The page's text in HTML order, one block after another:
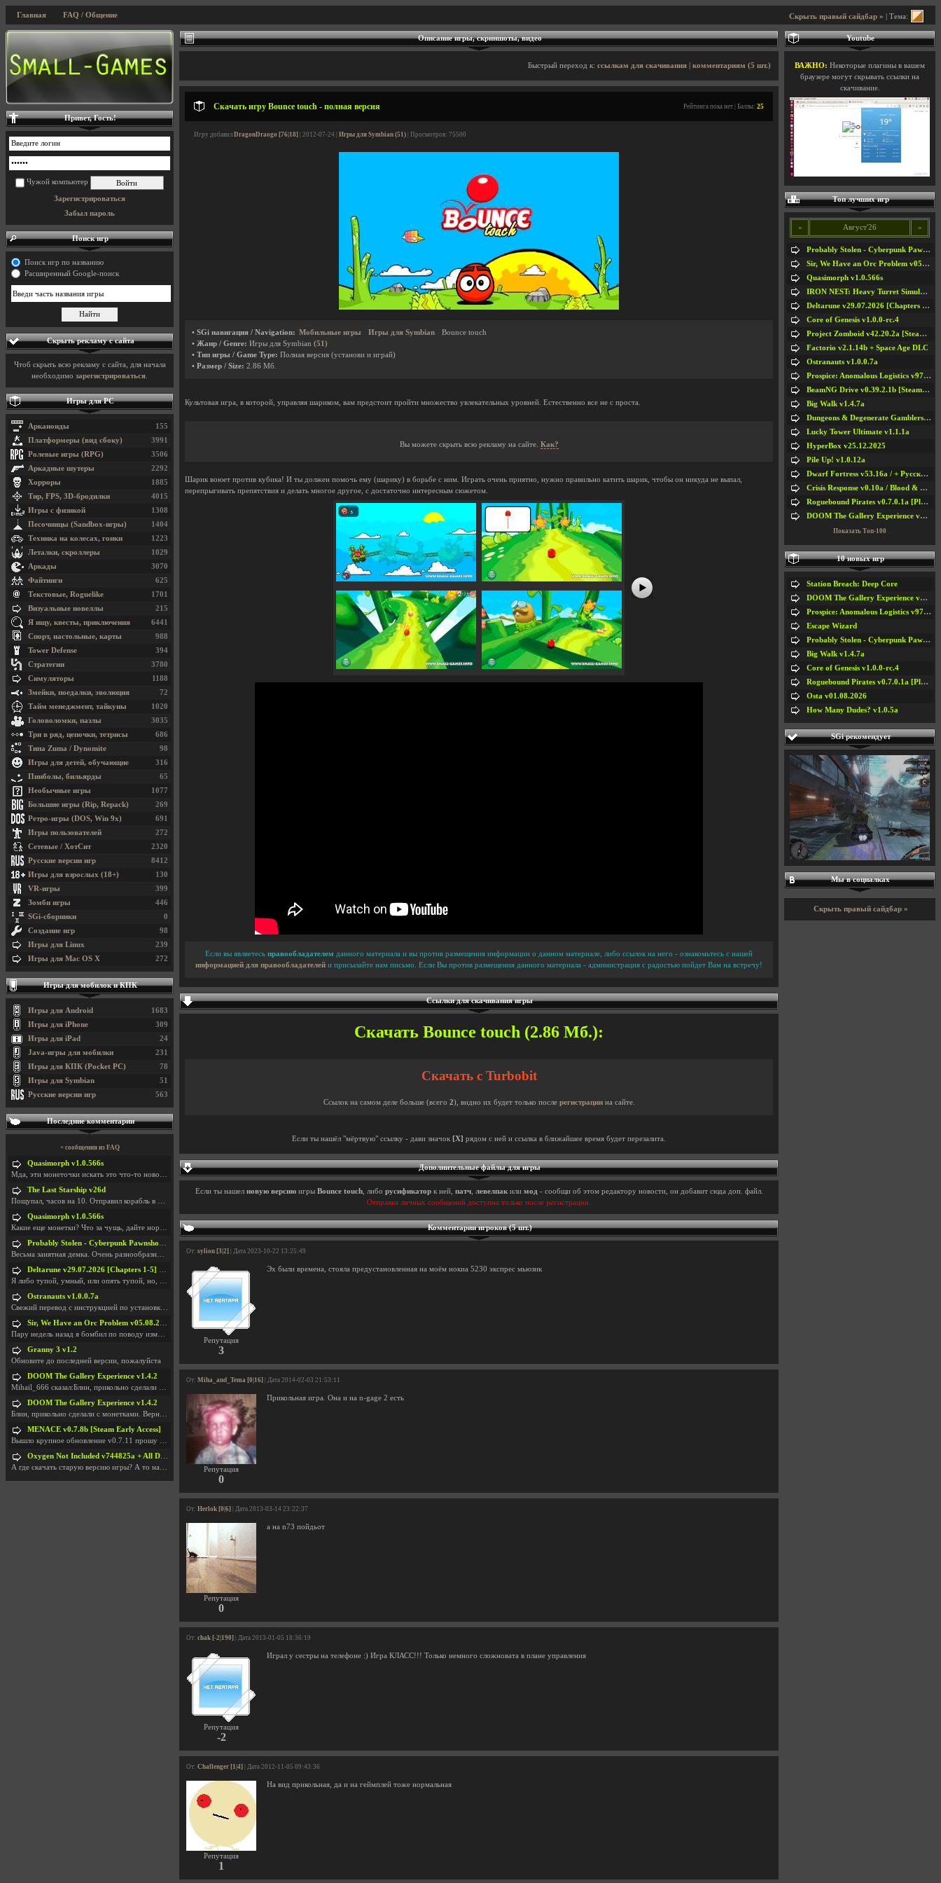
Скрыть правый сайдбар » | Тема:
Главная FAQ / Общение
Описание игры, скриншоты, видео
Быстрый переход к: ссылкам для скачивания комментариям (5 шт.)
Скачать игру Bounce touch - полная версия Рейтинга пока нет | Баллы: 25
Игру добавил DragonDraogo [76|18] | 2012-07-24 | Игры для Symbian (51) | Просмотров: 75500
• SGi навигация / Navigation: Мобильные игры Игры для Symbian
Bounce touch
• Жанр / Genre: Игры для Symbian (51)
• Тип игры / Game Type: Полная версия (установи и играй)
• Размер / Size: 2.86 Мб.
Культовая игра, в которой, управляя шариком, вам предстоит пройти множество увлекательных уровней. Естественно все не с проста.
Вы можете скрыть всю рекламу на сайте. Как?
Шарик воюет против кубика! И ты должен помочь ему (шарику) в борьбе с ним. Играть очень приятно, нужно правильно катить шарик, чтобы он никуда не выпал,
перепрыгивать препятствия и делать многое другое, с достаточно интересным сюжетом.
Если вы являетесь правообладателем данного материала и вы против размещения информации о данном материале, либо ссылок на него - ознакомьтесь с нашей
информацией для правообладателей и присылайте нам письмо. Если Вы против размещения данного материала - администрация с радостью пойдет Вам на встречу!
Ссылки для скачивания игры
Скачать Bounce touch (2.86 Мб.):
Скачать с Turbobit
Ссылок на самом деле больше (всего 2), видно их будет только после регистрациина сайте.
Если ты нашёл "мёртвую" ссылку - дави значок [X] рядом с ней и ссылка в ближайшее время будет перезалита.
Дополнительные файлы для игры
Если ты нашел новую версиюигры Bounce touch, либо русификаторк ней, патч, левелпакили мод - сообщи об этом редактору новости, он добавит сюда доп. файл.
Отправка личных сообщений доступна только после регистрации.
Комментарии игроков (5 шт.)
От: sylion [3|2] | Дата 2023-10-22 13:25:49
Репутация
3
Эх были времена, стояла предустановленная на моём нокиа 5230 экспрес мьюзик
От: Miha_and_Tema [0|16] | Дата 2014-02-03 21:53:11
Репутация
0
Прикольная игра. Она и на n-gage 2 есть
От: Herlok [0|6] | Дата 2013-03-14 23:22:37
Репутация
0
а на n73 пойдьот
От: chak [-2|190] | Дата 2013-01-05 18:36:19
Репутация
-2
Играл у сестры на телефоне :) Игра КЛАСС!!! Только немного сложновата в плане управления
От: Challenger [1|4] | Дата 2012-11-05 09:43:36
Репутация
1
На вид прикольная, да и на геймплей тоже нормальная
Привет, Гость!
Чужой компьютер
Зарегистрироваться
Забыл пароль
Поиск игр
Поиск игр по названию
Расширенный Google-поиск
Скрыть рекламу с сайта
Чтоб скрыть всю рекламу с сайта, для начала
необходимо зарегистрироваться
Игры для PC
155
Арканоиды
3991
Платформеры (вид сбоку)
3506
Ролевые игры (RPG)
2292
Аркадные шутеры
1885
Хорроры
4015
Тир, FPS, 3D-бродилки
1308
Игры с физикой
1404
Песочницы (Sandbox-игры)
1223
Техника на колесах, гонки
1029
Леталки, скроллеры
3070
Аркады
625
Файтинги
1701
Текстовые, Roguelike
215
Визуальные новеллы
6441
Я ищу, квесты, приключения
988
Спорт, настольные, карты
394
Tower Defense
3780
Стратегии
1188
Симуляторы
72
Змейки, поедалки, эволюция
1020
Тайм менеджмент, тайкуны
3035
Головоломки, пазлы
686
Три в ряд, цепочки, тетрисы
98
Типа Zuma / Dynomite
316
Игры для детей, обучающие
65
Пинболы, бильярды
1077
Необычные игры
269
Большие игры (Rip, Repack)
691
Ретро-игры (DOS, Win 9x)
272
Игры пользователей
2320
Сетевые / ХотСит
8412
Русские версии игр
130
Игры для взрослых (18+)
399
VR-игры
446
Зомби игры
0
SGi-сборники
98
Создание игр
239
Игры для Linux
272
Игры для Mac OS X
Игры для мобилок и КПК
1683
Игры для Android
309
Игры для iPhone
24
Игры для iPad
231
Java-игры для мобилки
78
Игры для КПК (Pocket PC)
51
Игры для Symbian
563
Русские версии игр
Последние комментарии
+ сообщения из FAQ
Quasimorph v1.0.566s
Мда, эти монеточки искать это что-то новое в сфере
The Last Starship v26d
Пощупал, часов на 10. Отправил корабль в другую Га
Quasimorph v1.0.566s
Какие еще монетки? Что за чущь, дайте нормально ск
Probably Stolen - Cyberpunk Pawnshop Simulator v048c [Playtest]
Весьма занятная демка. Очень разнообразные механик
Deltarune v29.07.2026 [Chapters 1-5] / + RUS [Chapters 1-5]
Я либо тупой, умный, или опять тупой, но, вроде я
Ostranauts v1.0.0.7a
Свежий перевод с инструкцией по установкеhttps://g
Sir, We Have an Orc Problem v05.08.2026
Пару недель назад я бомбил по поводу изменения мин
Granny 3 v1.2
Обновите до последней версии, пожалуйста
DOOM The Gallery Experience v1.4.2
Mihail_666 сказал:Блин, прикольно сделали с монетк
DOOM The Gallery Experience v1.4.2
Блин, прикольно сделали с монетками. Вернулся в св
MENACE v0.7.8b [Steam Early Access]
Вышло крупное обновление v0.7.11 прошу обновить
Oxygen Not Included v744825a + All DLC
А где скачать старую версию игры? А то на новой но
Youtube
ВАЖНО: Некоторые плагины в вашем
браузере могут скрывать ссылки на
скачивание.
Топ лучших игр
« Август'26 »
Probably Stolen - Cyberpunk Pawnshop Simulator v048c [Playtest]
Sir, We Have an Orc Problem v05.08.2026
Quasimorph v1.0.566s
IRON NEST: Heavy Turret Simulator v1.0a
Deltarune v29.07.2026 [Chapters 1-5] / + RUS [Chapters 1-5]
Core of Genesis v1.0.0-rc.4
Project Zomboid v42.20.2a [Steam Early Access]
Factorio v2.1.14b + Space Age DLC
Ostranauts v1.0.0.7a
Prospice: Anomalous Logistics v97 [Playtest]
BeamNG Drive v0.39.2.1b [Steam Early Access]
Big Walk v1.4.7a
Dungeons & Degenerate Gamblers v2.0.2a
Lucky Tower Ultimate v1.1.1a
HyperBox v25.12.2025
Pile Up! v1.0.12a
Dwarf Fortress v53.16a / + Русская Версия v50.12a
Crisis Response v0.10a / Blood & Bullet
Roguebound Pirates v0.7.0.1a [Playtest]
DOOM The Gallery Experience v1.4.2
Показать Топ-100
10 новых игр
Station Breach: Deep Core
DOOM The Gallery Experience v1.4.2
Prospice: Anomalous Logistics v97 [Playtest]
Escape Wizard
Probably Stolen - Cyberpunk Pawnshop Simulator v048c [Playtest]
Big Walk v1.4.7a
Core of Genesis v1.0.0-rc.4
Roguebound Pirates v0.7.0.1a [Playtest]
Osta v01.08.2026
How Many Dudes? v1.0.5a
SGi рекомендует
Наездники Армагеддона v1.0.0.1 /
Armageddon Riders (Clutch) v1.0.0.1
Мы в социалках
Скрыть правый сайдбар »